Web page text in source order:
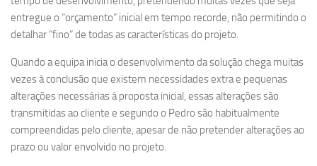
entregue o “orçamento” inicial em tempo recorde, não permitindo o
detalhar “fino” de todas as características do projeto.
Quando a equipa inicia o desenvolvimento da solução chega muitas
vezes à conclusão que existem necessidades extra e pequenas
alterações necessárias à proposta inicial, essas alterações são
transmitidas ao cliente e segundo o Pedro são habitualmente
compreendidas pelo cliente, apesar de não pretender alterações ao
prazo ou valor envolvido no projeto.